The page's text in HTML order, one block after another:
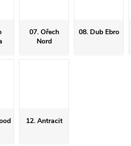
07. Ořech
Nord
08. Dub Ebro
12. Antracit